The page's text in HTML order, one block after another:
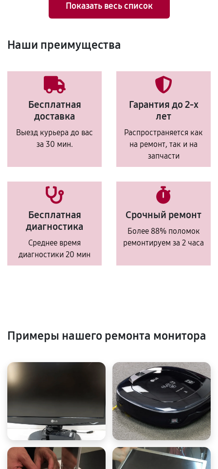
Показать весь список
Наши преимущества
Бесплатная
доставка
Выезд курьера до вас
за 30 мин.
Гарантия до 2-х
лет
Распространяется как
на ремонт, так и на
запчасти
Бесплатная
диагностика
Среднее время
диагностики 20 мин
Срочный ремонт
Более 88% поломок
ремонтируем за 2 часа
Примеры нашего ремонта монитора